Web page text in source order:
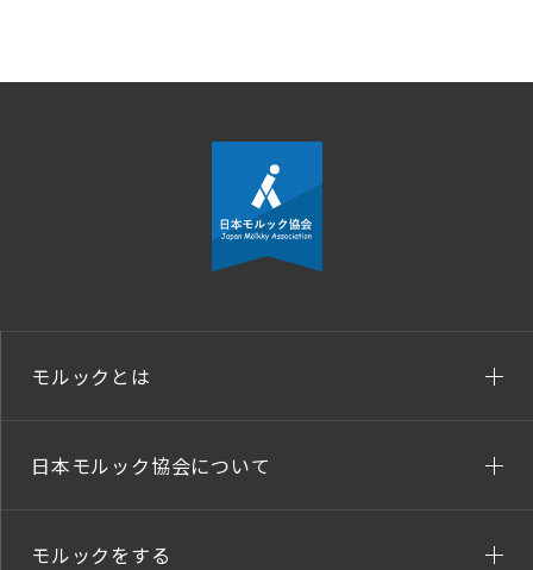
モルックとは
日本モルック協会について
モルックをする